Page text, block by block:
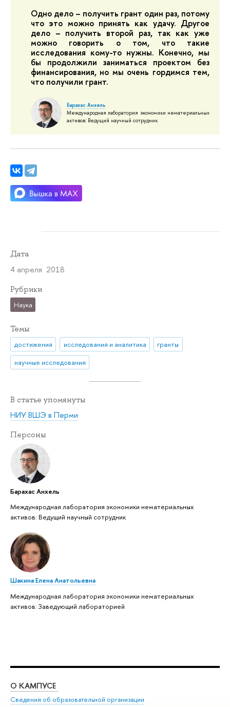
Одно дело – получить грант один раз, потому
что это можно принять как удачу. Другое
дело – получить второй раз, так как уже
можно говорить о том, что такие
исследования кому-то нужны. Конечно, мы
бы продолжили заниматься проектом без
финансирования, но мы очень гордимся тем,
что получили грант.
Барахас Анхель
Международная лаборатория экономики нематериальных
активов: Ведущий научный сотрудник
Дата
4 апреля 2018
Рубрики
Наука
Темы
достижения исследования и аналитика
гранты
научные исследования
В статье упомянуты
НИУ ВШЭ в Перми
Персоны
Барахас Анхель
Международная лаборатория экономики нематериальных
активов: Ведущий научный сотрудник
Шакина Елена Анатольевна
Международная лаборатория экономики нематериальных
активов: Заведующий лабораторией
О КАМПУСЕ
Сведения об образовательной организации